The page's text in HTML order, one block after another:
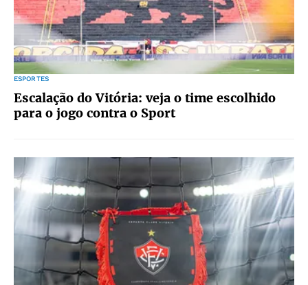
ESPORTES
Escalação do Vitória: veja o time escolhido
para o jogo contra o Sport